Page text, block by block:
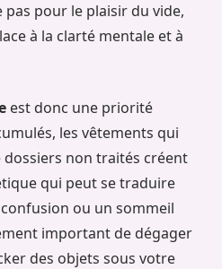
pas pour le plaisir du vide,
à la clarté mentale et à
est donc une priorité
les vêtements qui
non traités créent
qui peut se traduire
ou un sommeil
important de dégager
des objets sous votre